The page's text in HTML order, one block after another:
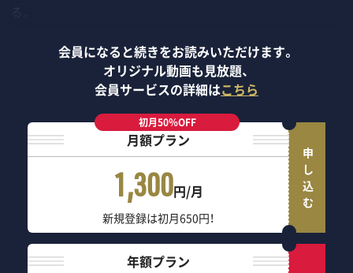
会員になると続きをお読みいただけます。
オリジナル動画も見放題、
会員サービスの詳細はこちら
初月50％OFF
月額プラン
1,300円/月
新規登録は初月650円！
申し込む
年額プラン